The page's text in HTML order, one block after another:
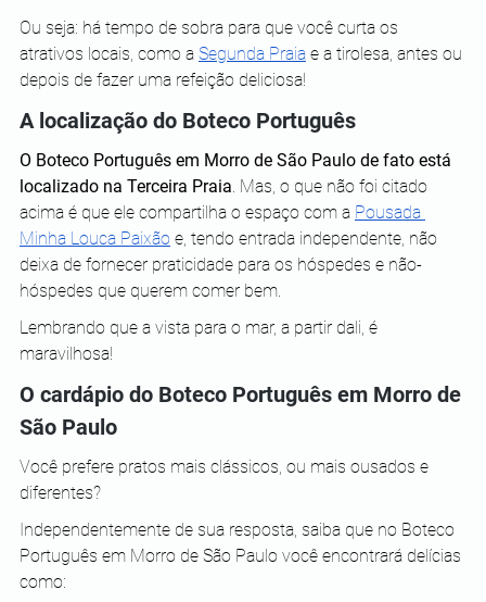
Ou seja: há tempo de sobra para que você curta os
atrativos locais, como a Segunda Praia e a tirolesa, antes ou
depois de fazer uma refeição deliciosa!
A localização do Boteco Português
O Boteco Português em Morro de São Paulo de fato está
localizado na Terceira Praia. Mas, o que não foi citado
acima é que ele compartilha o espaço com a Pousada
Minha Louca Paixão e, tendo entrada independente, não
deixa de fornecer praticidade para os hóspedes e não-
hóspedes que querem comer bem.
Lembrando que a vista para o mar, a partir dali, é
maravilhosa!
O cardápio do Boteco Português em Morro de
São Paulo
Você prefere pratos mais clássicos, ou mais ousados e
diferentes?
Independentemente de sua resposta, saiba que no Boteco
Português em Morro de São Paulo você encontrará delícias
como: